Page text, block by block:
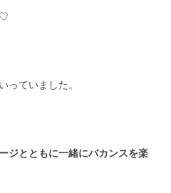
♡
っていました。
ジとともに一緒にバカンスを楽